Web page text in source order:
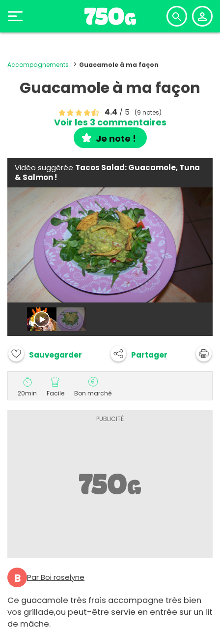
Accompagnements Guacamole à ma façon
Guacamole à ma façon
4.4 / 5 (9 notes)
Voir les 3 commentaires
Je note !
Vidéo suggérée Tacos Salad: Guacamole, Tuna
& Salmon !
Sauvegarder Partager
20min Facile Bon marché
B Par Boi roselyne
Ce guacamole très frais accompagne très bien
vos grillade,ou peut-être servie en entrée sur un lit
de mâche.